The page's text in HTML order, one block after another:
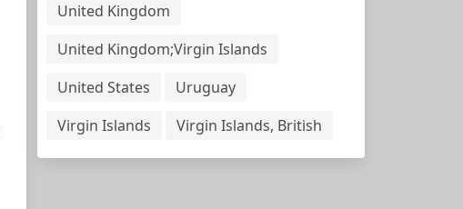
United Kingdom
United Kingdom;Virgin Islands
United States
Uruguay
Virgin Islands
Virgin Islands, British